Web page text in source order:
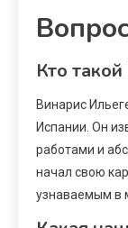
Кто
Винарис
Испании. Он
работами и
начал свою
узнаваемым в